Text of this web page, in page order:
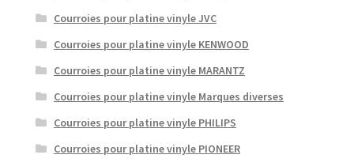
Courroies pour platine vinyle JVC
Courroies pour platine vinyle KENWOOD
Courroies pour platine vinyle MARANTZ
Courroies pour platine vinyle Marques diverses
Courroies pour platine vinyle PHILIPS
Courroies pour platine vinyle PIONEER